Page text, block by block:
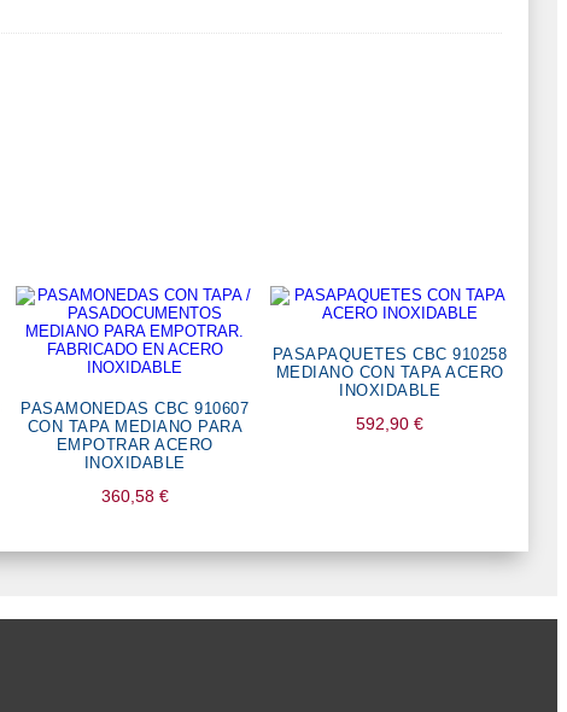
PASAMONEDAS CBC 910607
CON TAPA MEDIANO PARA
EMPOTRAR ACERO
INOXIDABLE
360,58 €
PASAPAQUETES CBC 910258
MEDIANO CON TAPA ACERO
INOXIDABLE
592,90€